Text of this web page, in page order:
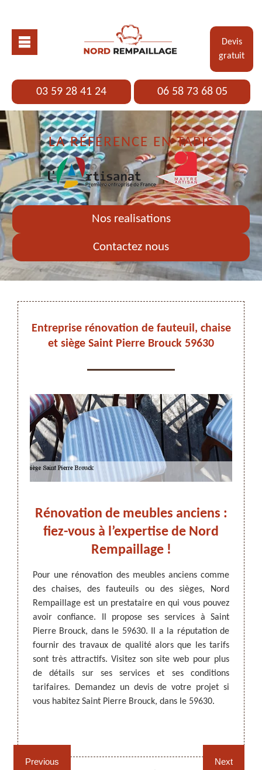
Devis
gratuit
03 59 28 41 24 06 58 73 68 05
LA RÉFÉRENCE EN TAPIS
Nos realisations
Contactez nous
ARTISAN DEZITTER, REMPAILLAGE -
CANNAGE - RECOLLAGE, 59 NORD
chaises et sièges 59
Cannage fauteuil, chaises
et sièges 59
Entreprise rénovation de fauteuil, chaise
et siège Saint Pierre Brouck 59630
Previous
des
vous
un
qui
vous
dans
se
Rénovation de meubles anciens :
fiez-vous à l’expertise de Nord
Rempaillage !
Pour une rénovation des meubles anciens comme
des chaises, des fauteuils ou des sièges, Nord
Rempaillage est un prestataire en qui vous pouvez
avoir confiance. Il propose ses services à Saint
Pierre Brouck, dans le 59630. Il a la réputation de
fournir des travaux de qualité alors que les tarifs
sont très attractifs. Visitez son site web pour plus
de détails sur ses services et ses conditions
tarifaires. Demandez un devis de votre projet si
vous habitez Saint Pierre Brouck, dans le 59630.
Si
à
Nord
type
dans
Next